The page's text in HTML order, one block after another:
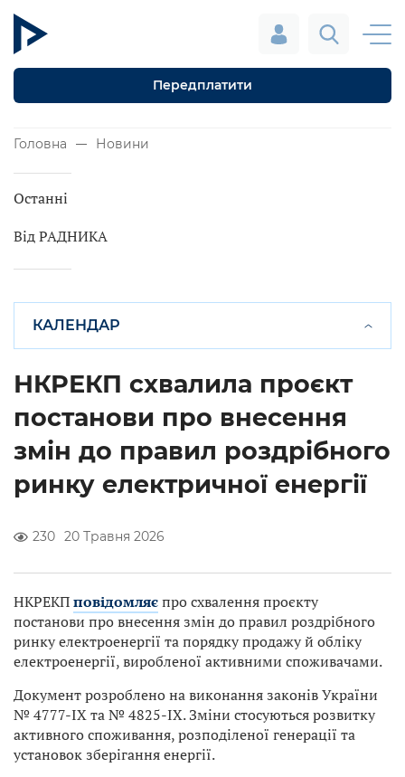
Передплатити
Головна Новини
Останні
Від РАДНИКА
КАЛЕНДАР
НКРЕКП схвалила проєкт
постанови про внесення
змін до правил роздрібного
ринку електричної енергії
230 20 Травня 2026
НКРЕКПповідомляєпро схвалення проєкту
постанови про внесення змін до правил роздрібного
ринку електроенергії та порядку продажу й обліку
електроенергії, виробленої активними споживачами.
Документ розроблено на виконання законів України
№ 4777-IX та № 4825-IX. Зміни стосуються розвитку
активного споживання, розподіленої генерації та
установок зберігання енергії.